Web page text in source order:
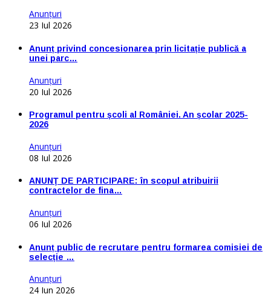
Anunţuri
23 Iul 2026
Anunț privind concesionarea prin licitație publică a
unei parc…
Anunţuri
20 Iul 2026
Programul pentru școli al României. An școlar 2025-
2026
Anunţuri
08 Iul 2026
ANUNŢ DE PARTICIPARE: în scopul atribuirii
contractelor de fina…
Anunţuri
06 Iul 2026
Anunț public de recrutare pentru formarea comisiei de
selecție …
Anunţuri
24 Iun 2026